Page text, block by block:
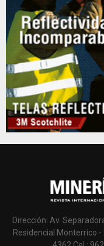
Dirección: Av.
Residencial Monterrico